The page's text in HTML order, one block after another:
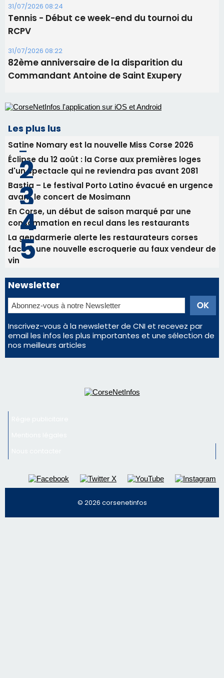
31/07/2026 08:24
Tennis - Début ce week-end du tournoi du
RCPV
31/07/2026 08:22
82ème anniversaire de la disparition du
Commandant Antoine de Saint Exupery
Les plus lus
Satine Nomary est la nouvelle Miss Corse 2026
Éclipse du 12 août : la Corse aux premières loges
d'un spectacle qui ne reviendra pas avant 2081
Bastia – Le festival Porto Latino évacué en urgence
avant le concert de Mosimann
En Corse, un début de saison marqué par une
consommation en recul dans les restaurants
La gendarmerie alerte les restaurateurs corses
face à une nouvelle escroquerie au faux vendeur de
vin
Newsletter
Inscrivez-vous à la newsletter de CNI et recevez par
email les infos les plus importantes et une sélection de
nos meilleurs articles
© 2026 corsenetinfos